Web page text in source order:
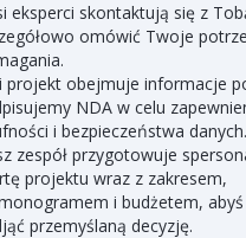
eksperci skontaktują się z
omówić Twoje
projekt obejmuje informacje
NDA w celu
i bezpieczeństwa danych.
zespół przygotowuje
projektu wraz z zakresem,
i budżetem, abyś
przemyślaną decyzję.